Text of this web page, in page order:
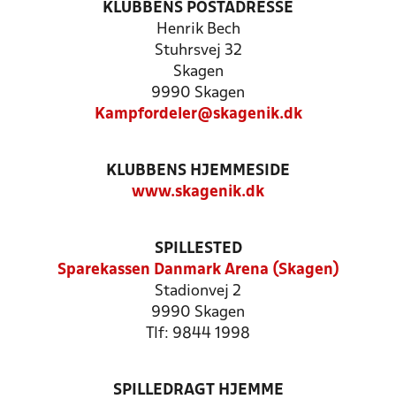
KLUBBENS POSTADRESSE
Henrik Bech
Stuhrsvej 32
Skagen
9990 Skagen
Kampfordeler@skagenik.dk
KLUBBENS HJEMMESIDE
www.skagenik.dk
SPILLESTED
Sparekassen Danmark Arena (Skagen)
Stadionvej 2
9990 Skagen
Tlf: 9844 1998
SPILLEDRAGT HJEMME